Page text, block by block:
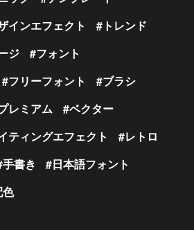
インエフェクト
トレンド
ジ
フォント
フリーフォント
ブラシ
レミアム
ベクター
ティングエフェクト
レトロ
手書き
日本語フォント